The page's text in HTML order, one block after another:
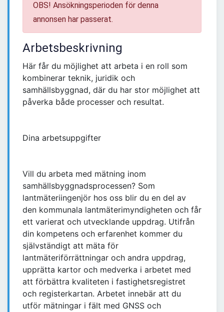
OBS! Ansökningsperioden för denna
annonsen har passerat.
Arbetsbeskrivning
Här får du möjlighet att arbeta i en roll som
kombinerar teknik, juridik och
samhällsbyggnad, där du har stor möjlighet att
påverka både processer och resultat.
Dina arbetsuppgifter
Vill du arbeta med mätning inom
samhällsbyggnadsprocessen? Som
lantmäteriingenjör hos oss blir du en del av
den kommunala lantmäterimyndigheten och får
ett varierat och utvecklande uppdrag. Utifrån
din kompetens och erfarenhet kommer du
självständigt att mäta för
lantmäteriförrättningar och andra uppdrag,
upprätta kartor och medverka i arbetet med
att förbättra kvaliteten i fastighetsregistret
och registerkartan. Arbetet innebär att du
utför mätningar i fält med GNSS och